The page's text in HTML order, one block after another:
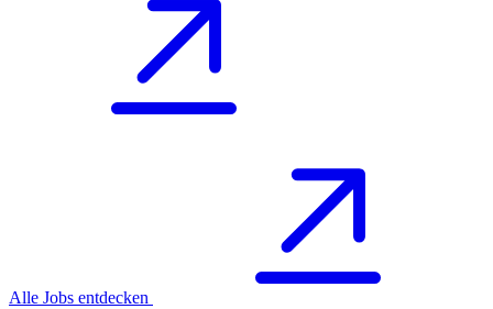
Alle Jobs entdecken